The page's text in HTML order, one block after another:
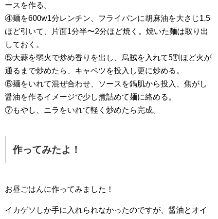
ースを作る。
④麺を600w1分レンチン、フライパンに胡麻油を大さじ1.5
ほど引いて、片面1分半〜2分ほど焼く。焼いた麺は取り出
しておく。
⑤大蒜を弱火で炒め香りを出し、烏賊を入れて5割ほど火が
通るまで炒めたら、キャベツを投入し更に炒める。
⑥麺をいれて混ぜ合わせ、ソースを鍋肌から投入、焦がし
醤油を作るイメージで少し煮詰めて麺に絡める。
⑦もやし、ニラをいれて軽く炒めたら完成。
作ってみたよ！
お昼ごはんに作ってみました！
イカゲソしか手に入れられなかったのですが、醤油とオイ